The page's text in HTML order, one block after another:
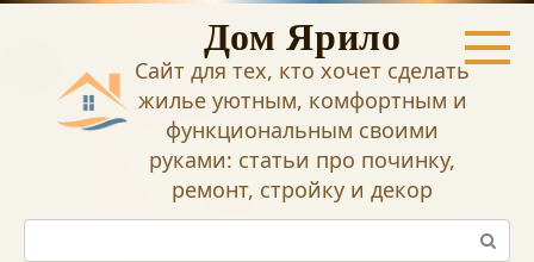
Перейти
Дом Ярило
Сайт для тех, кто хочет сделать
жилье уютным, комфортным и
функциональным своими
руками: статьи про починку,
ремонт, стройку и декор
Поиск: